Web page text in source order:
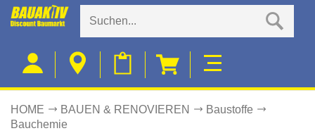
HOME BAUEN & RENOVIEREN
Baustoffe
Bauchemie